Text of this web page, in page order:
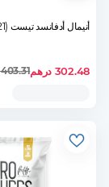
أنيمال أدفانسد تيست (21 عبوة حبوب)
302.48 درهم403.31